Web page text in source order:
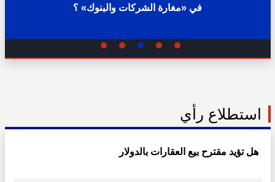
في «مغارة الشركات والبنوك» ؟
استطلاع رأي
هل تؤيد مقترح بيع العقارات بالدولار